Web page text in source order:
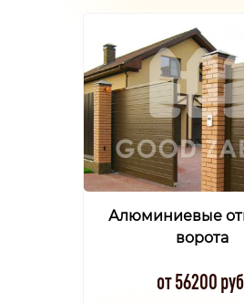
Алюминиевые
ворота
от 56200